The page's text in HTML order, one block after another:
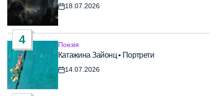
Дата
запису
18.07.2026
4
Опублікувати
у
Поезія
Катажина Зайонц • Портрети
Дата
14.07.2026